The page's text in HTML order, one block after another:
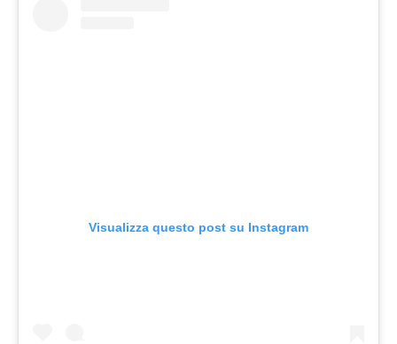
Visualizza questo post su Instagram